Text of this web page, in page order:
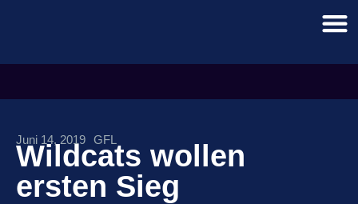
Juni 14, 2019 GFL
Wildcats wollen
ersten Sieg